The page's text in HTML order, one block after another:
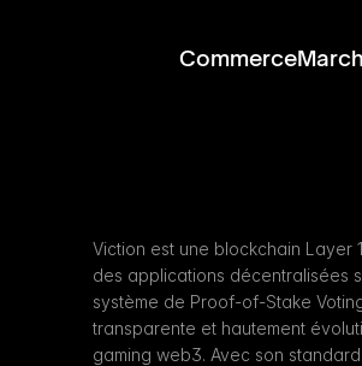
Commerce
Viction est une blockchain Layer
des applications décentralisées
système de Proof-of-Stake
transparente et hautement
gaming web3. Avec son